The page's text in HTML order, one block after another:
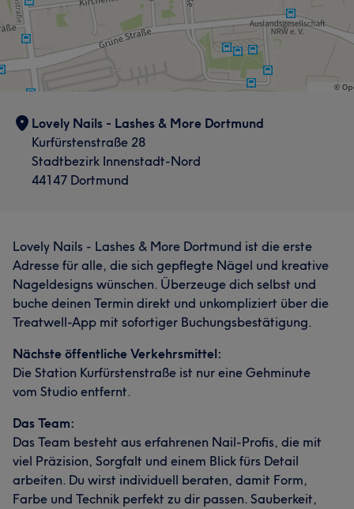
Lovely Nails - Lashes & More Dortmund
Kurfürstenstraße 28
Stadtbezirk Innenstadt-Nord
44147 Dortmund
Lovely Nails - Lashes & More Dortmund ist die erste
Adresse für alle, die sich gepflegte Nägel und kreative
Nageldesigns wünschen. Überzeuge dich selbst und
buche deinen Termin direkt und unkompliziert über die
Treatwell-App mit sofortiger Buchungsbestätigung.
Nächste öffentliche Verkehrsmittel:
Die Station Kurfürstenstraße ist nur eine Gehminute
vom Studio entfernt.
Das Team:
Das Team besteht aus erfahrenen Nail-Profis, die mit
viel Präzision, Sorgfalt und einem Blick fürs Detail
arbeiten. Du wirst individuell beraten, damit Form,
Farbe und Technik perfekt zu dir passen. Sauberkeit,